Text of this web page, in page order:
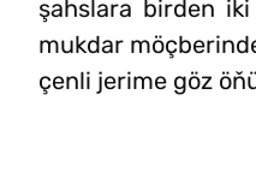
şahslara birden
mukdar
çenli jerime göz